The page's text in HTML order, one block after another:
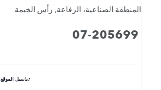
المنطقة الصناعية، الرفاعة, رأس الخبمة
07-205699
تفاصيل الموقع